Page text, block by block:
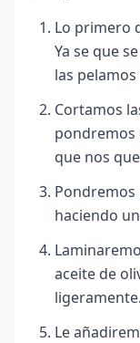
Lo primero
Ya se que
las
Cortamos
pondremos
que nos
Pondremos
haciendo
aceite de
ligeramente.
Le